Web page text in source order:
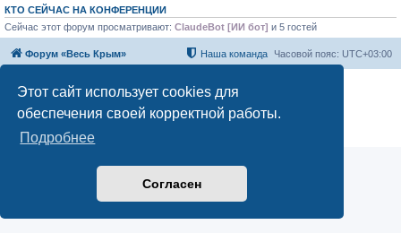
Этот сайт использует cookies для
обеспечения своей корректной работы.
Подробнее
Согласен
КТО СЕЙЧАС НА КОНФЕРЕНЦИИ
Сейчас этот форум просматривают: ClaudeBot [ИИ бот] и 5 гостей
Форум «Весь Крым» Часовой пояс: UTC+03:00
Наша команда
Создано на основе phpBB® Forum Software © phpBB Limited
Конфиденциальность